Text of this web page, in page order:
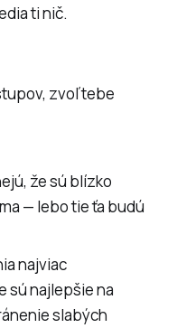
ti nič.
zvoľ tebe
že sú blízko
— lebo tie ťa budú
najviac
sú najlepšie na
slabých